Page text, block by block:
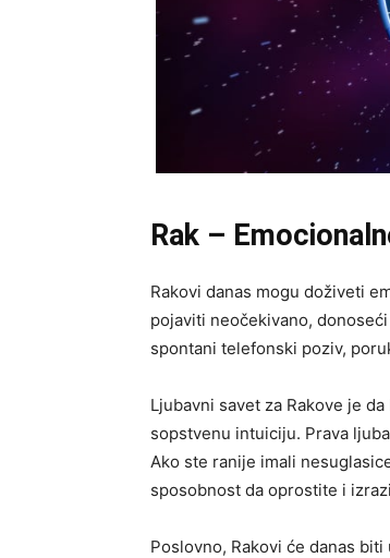
Rak –
Rakovi danas mogu doživeti
pojaviti neočekivano,
spontani telefonski poziv,
Ljubavni savet za Rakove je
sopstvenu intuiciju. Prava
Ako ste ranije imali
sposobnost da oprostite i
Poslovno, Rakovi će danas